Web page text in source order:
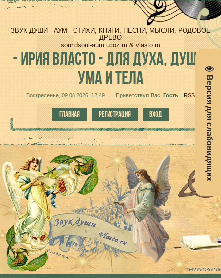
Версия для слабовидящих
ЗВУК ДУШИ - АУМ - СТИХИ, КНИГИ, ПЕСНИ, МЫСЛИ, РОДОВОЕ
ДРЕВО
soundsoul-aum.ucoz.ru & vlasto.ru
-ИРИЯ ВЛАСТО - ДЛЯ ДУХА, ДУШИ,
УМА И ТЕЛА
Воскресенье, 09.08.2026, 12:49 Приветствую Вас Гость! | RSS
ГЛАВНАЯ РЕГИСТРАЦИЯ ВХОД